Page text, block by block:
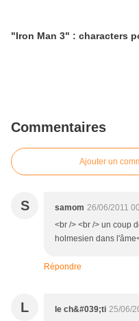
"Iron Man 3" : characters
Commentaires
Ajouter un
S samom 26/06/2011
<br /> <br /> un coup
holmesien dans
Répondre
L le ch&#039;ti 25/06/